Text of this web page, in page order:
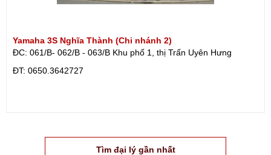
Yamaha 3S Nghĩa Thành (Chi nhánh 2)
ĐC: 061/B- 062/B - 063/B Khu phố 1, thị Trấn Uyên Hưng
ÐT: 0650.3642727
Tìm đại lý gần nhất